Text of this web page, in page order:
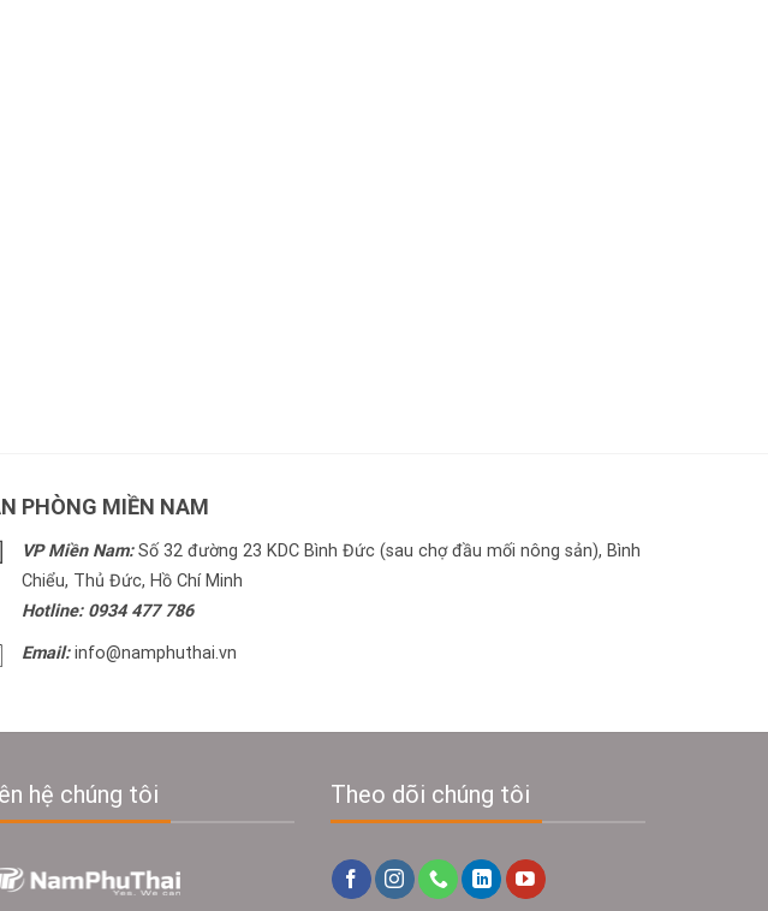
PHÒNG MIỀN NAM
VP Miền Nam:Số 32 đường 23 KDC Bình Đức (sau chợ đầu mối nông sản), Bình
Chiểu, Thủ Đức, Hồ Chí Minh
Hotline: 0934 477 786
Email:info@namphuthai.vn
hệ chúng tôi Theo dõi chúng tôi